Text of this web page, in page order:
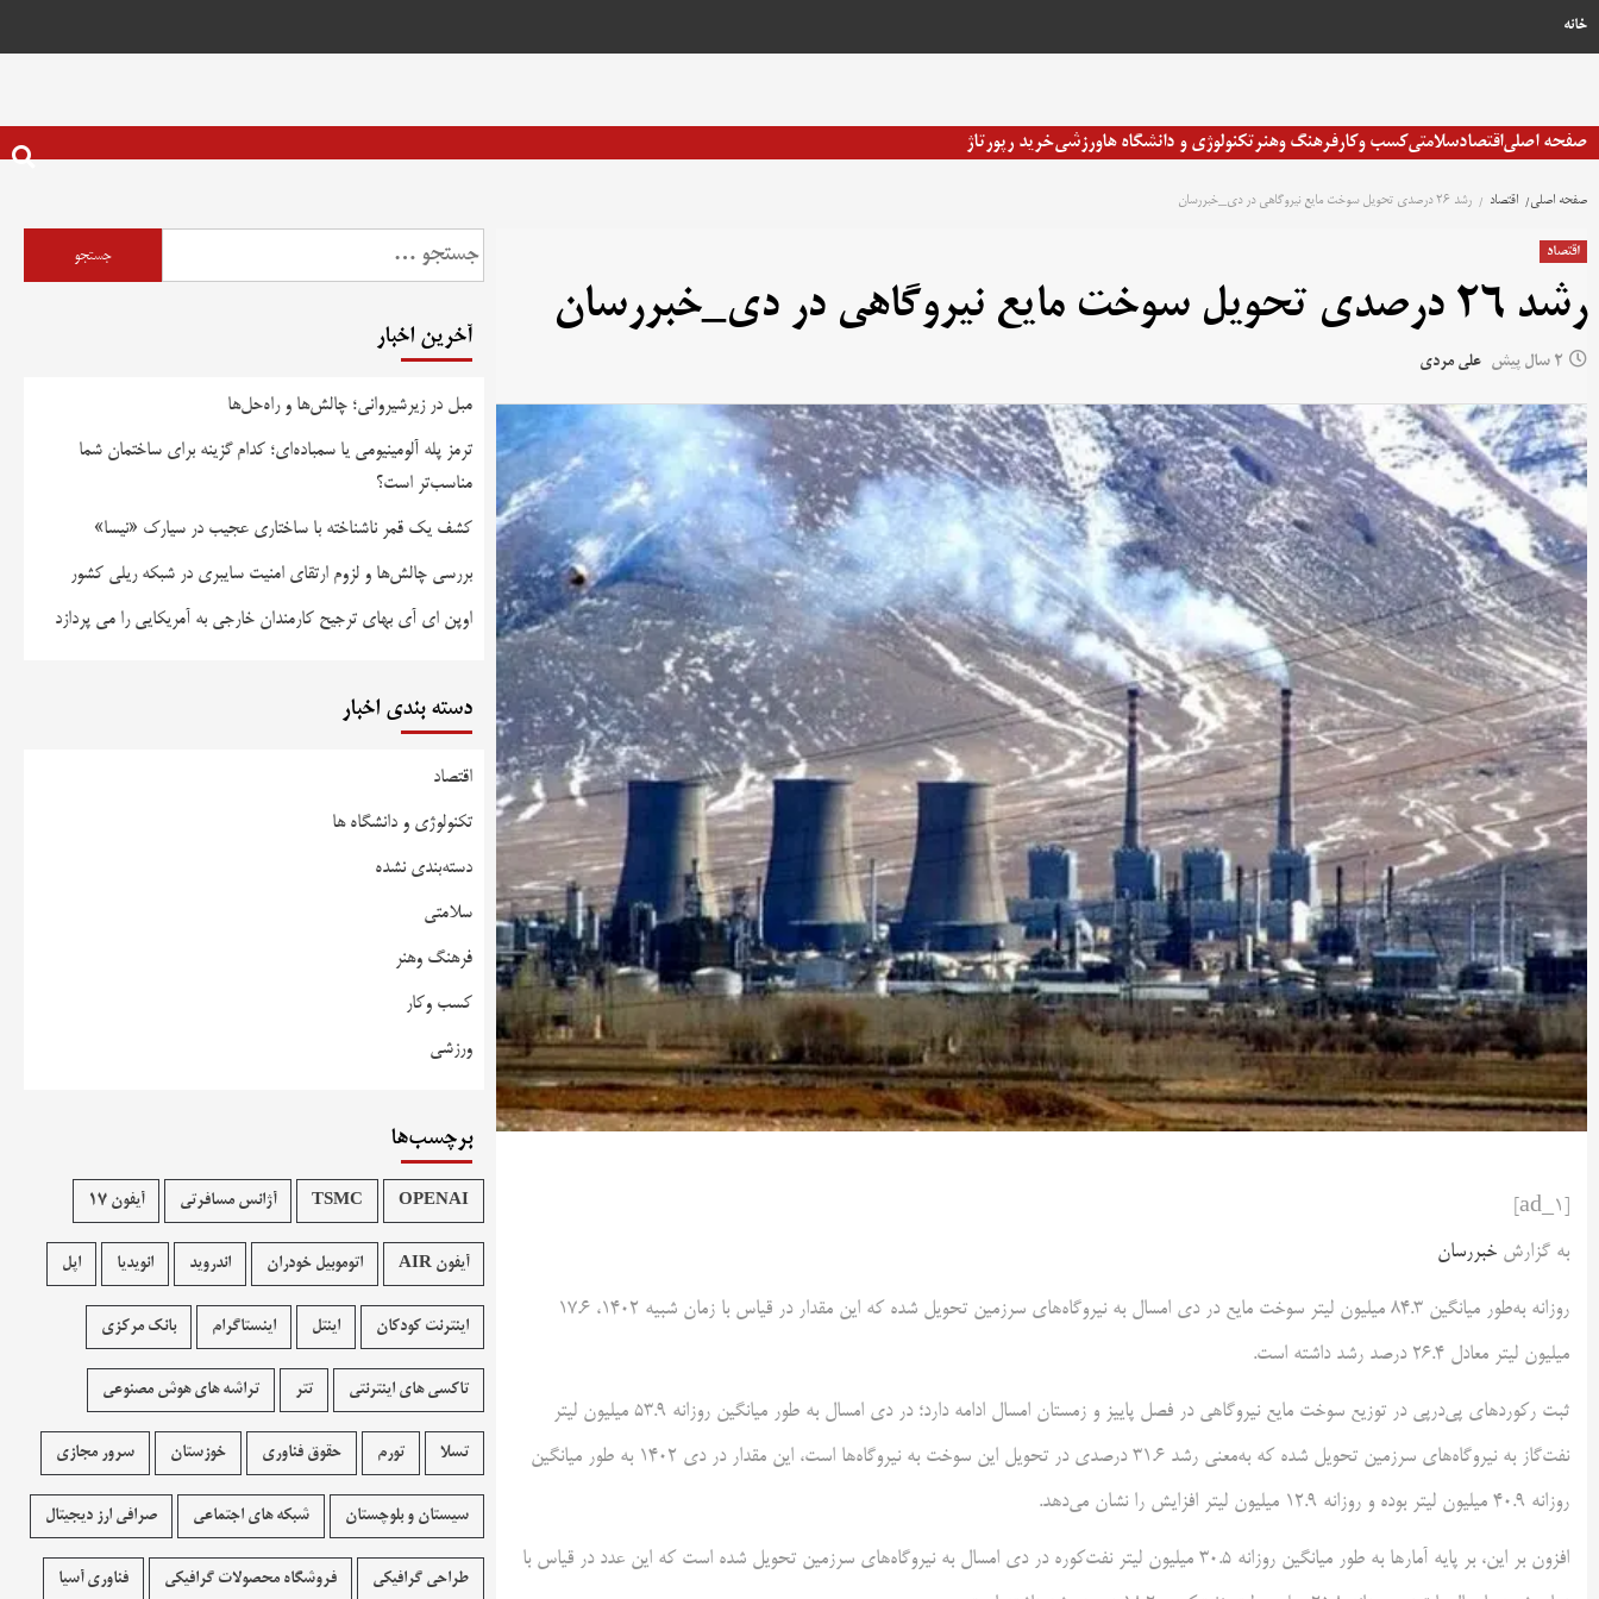
خانه
صفحه اصلیاقتصادسلامتیکسب وکارفرهنگ وهنرتکنولوژی و دانشگاه هاورزشیخرید رپورتاژ
صفحه اصلی اقتصاد رشد 26 درصدی تحویل سوخت مایع نیروگاهی در دی_خبررسان
اقتصاد
رشد 26 درصدی تحویل سوخت مایع نیروگاهی در دی_خبررسان
2 سال پیش علی مردی
به گزارش خبررسان
روزانه به‌طور میانگین ۸۴.۳ میلیون لیتر سوخت مایع در دی امسال به نیروگاه‌های سرزمین تحویل شده که این مقدار در قیاس با زمان شبیه ۱۴۰۲، ۱۷.۶
میلیون لیتر معادل ۲۶.۴ درصد رشد داشته است.
ثبت رکوردهای پی‌درپی در توزیع سوخت مایع نیروگاهی در فصل پاییز و زمستان امسال ادامه دارد؛ در دی امسال به طور میانگین روزانه ۵۳.۹ میلیون لیتر
نفت‌گاز به نیروگاه‌های سرزمین تحویل شده که به‌معنی رشد ۳۱.۶ درصدی در تحویل این سوخت به نیروگاه‌ها است، این مقدار در دی ۱۴۰۲ به طور میانگین
روزانه ۴۰.۹ میلیون لیتر بوده و روزانه ۱۲.۹ میلیون لیتر افزایش را نشان می‌دهد.
افزون بر این، بر پایه آمارها به طور میانگین روزانه ۳۰.۵ میلیون لیتر نفت‌کوره در دی امسال به نیروگاه‌های سرزمین تحویل شده است که این عدد در قیاس با
آخرین اخبار
مبل در زیرشیروانی؛ چالش‌ها و راه‌حل‌ها
ترمز پله آلومینیومی یا سمباده‌ای؛ کدام گزینه برای ساختمان شما
مناسب‌تر است؟
کشف یک قمر ناشناخته با ساختاری عجیب در سیارک «نیسا»
بررسی چالش‌ها و لزوم ارتقای امنیت سایبری در شبکه ریلی کشور
اوپن ای آی بهای ترجیح کارمندان خارجی به آمریکایی را می پردازد
دسته بندی اخبار
اقتصاد
تکنولوژی و دانشگاه ها
دسته‌بندی نشده
سلامتی
فرهنگ وهنر
کسب وکار
ورزشی
برچسب‌ها
OPENAI
TSMC آژانس مسافرتی آیفون 17
آیفون AIR اتوموبیل خودران اندروید انویدیا اپل
اینترنت کودکان اینتل اینستاگرام بانک مرکزی
تاکسی های اینترنتی تتر تراشه های هوش مصنوعی
تسلا تورم حقوق فناوری خوزستان سرور مجازی
سیستان و بلوچستان شبکه های اجتماعی صرافی ارز دیجیتال
طراحی گرافیکی فروشگاه محصولات گرافيکی فناوری آسیا